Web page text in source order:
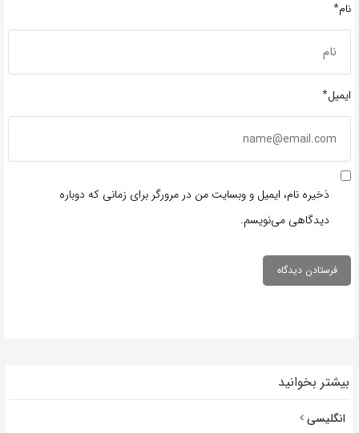
نام*
ایمیل*
ذخیره نام، ایمیل و وبسایت من در مرورگر برای زمانی که دوباره
دیدگاهی می‌نویسم.
بیشتر بخوانید
انگلیسی